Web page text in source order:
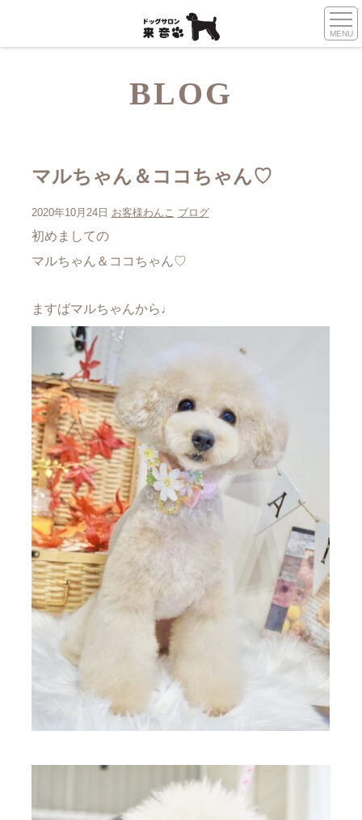
MENU
BLOG
マルちゃん＆ココちゃん♡
2020年10月24日 お客様わんこ ブログ
初めましての
マルちゃん＆ココちゃん♡
ますばマルちゃんから♩